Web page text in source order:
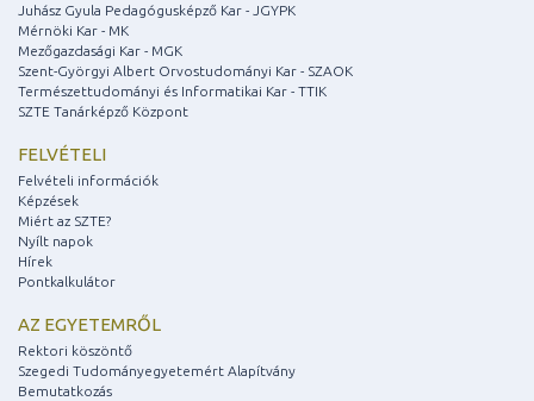
Juhász Gyula Pedagógusképző Kar - JGYPK
Mérnöki Kar - MK
Mezőgazdasági Kar - MGK
Szent-Györgyi Albert Orvostudományi Kar - SZAOK
Természettudományi és Informatikai Kar - TTIK
SZTE Tanárképző Központ
FELVÉTELI
Felvételi információk
Képzések
Miért az SZTE?
Nyílt napok
Hírek
Pontkalkulátor
AZ EGYETEMRŐL
Rektori köszöntő
Szegedi Tudományegyetemért Alapítvány
Bemutatkozás